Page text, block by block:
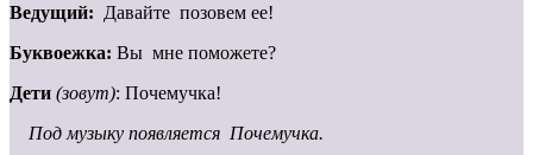
Ведущий: Давайте позовем ее!
Буквоежка: Вы мне поможете?
Дети (зовут): Почемучка!
Под музыку появляется Почемучка.